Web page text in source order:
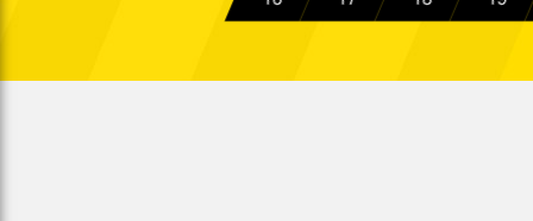
So. 18.01.1953